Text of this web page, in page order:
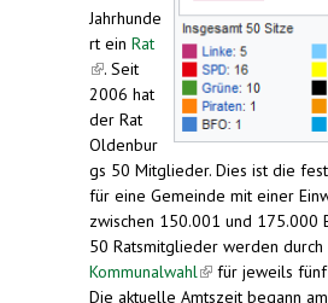
Jahrhunde
rt ein Rat
(link is external)
. Seit
2006 hat
der Rat
Oldenbur
gs 50 Mitglieder. Dies ist die
für eine Gemeinde mit einer
zwischen 150.001 und 175.000
50 Ratsmitglieder werden durch
Kommunalwahl(link is external)
für jeweils
Die aktuelle Amtszeit begann